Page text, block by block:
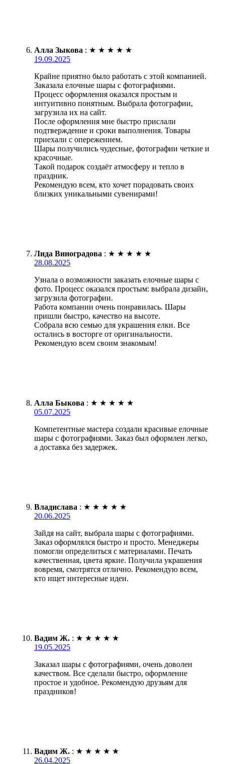
Алла Зыкова : ★ ★ ★ ★ ★
19.09.2025
Крайне приятно было работать с этой компанией.
Заказала елочные шары с фотографиями.
Процесс оформления оказался простым и
интуитивно понятным. Выбрала фотографии,
загрузила их на сайт.
После оформления мне быстро прислали
подтверждение и сроки выполнения. Товары
приехали с опережением.
Шары получились чудесные, фотографии четкие и
красочные.
Такой подарок создаёт атмосферу и тепло в
праздник.
Рекомендую всем, кто хочет порадовать своих
близких уникальными сувенирами!
Лида Виноградова : ★ ★ ★ ★ ★
28.08.2025
Узнала о возможности заказать елочные шары с
фото. Процесс оказался простым: выбрала дизайн,
загрузила фотографии.
Работа компании очень понравилась. Шары
пришли быстро, качество на высоте.
Собрала всю семью для украшения елки. Все
остались в восторге от оригинальности.
Рекомендую всем своим знакомым!
Алла Быкова : ★ ★ ★ ★ ★
05.07.2025
Компетентные мастера создали красивые елочные
шары с фотографиями. Заказ был оформлен легко,
а доставка без задержек.
Владислава : ★ ★ ★ ★ ★
20.06.2025
Зайдя на сайт, выбрала шары с фотографиями.
Заказ оформлялся быстро и просто. Менеджеры
помогли определиться с материалами. Печать
качественная, цвета яркие. Получила украшения
вовремя, смотрятся отлично. Рекомендую всем,
кто ищет интересные идеи.
Вадим Ж. : ★ ★ ★ ★ ★
19.05.2025
Заказал шары с фотографиями, очень доволен
качеством. Все сделали быстро, оформление
простое и удобное. Рекомендую друзьям для
праздников!
Вадим Ж. : ★ ★ ★ ★ ★
26.04.2025